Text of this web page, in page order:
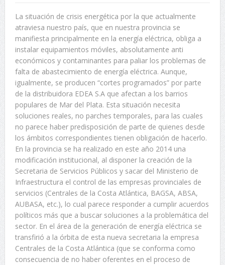
La situación de crisis energética por la que actualmente
atraviesa nuestro país, que en nuestra provincia se
manifiesta principalmente en la energía eléctrica, obliga a
instalar equipamientos móviles, absolutamente anti
económicos y contaminantes para paliar los problemas de
falta de abastecimiento de energía eléctrica. Aunque,
igualmente, se producen “cortes programados” por parte
de la distribuidora EDEA S.A que afectan a los barrios
populares de Mar del Plata. Esta situación necesita
soluciones reales, no parches temporales, para las cuales
no parece haber predisposición de parte de quienes desde
los ámbitos correspondientes tienen obligación de hacerlo.
En la provincia se ha realizado en este año 2014 una
modificación institucional, al disponer la creación de la
Secretaria de Servicios Públicos y sacar del Ministerio de
Infraestructura el control de las empresas provinciales de
servicios (Centrales de la Costa Atlántica, BAGSA, ABSA,
AUBASA, etc.), lo cual parece responder a cumplir acuerdos
políticos más que a buscar soluciones a la problemática del
sector. En el área de la generación de energía eléctrica se
transfirió a la órbita de esta nueva secretaria la empresa
Centrales de la Costa Atlántica (que se conforma como
consecuencia de no haber oferentes en el proceso de